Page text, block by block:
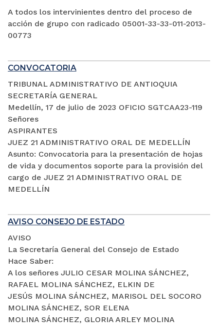
A todos los intervinientes dentro del proceso de
acción de grupo con radicado 05001-33-33-011-2013-
00773
CONVOCATORIA
TRIBUNAL ADMINISTRATIVO DE ANTIOQUIA
SECRETARÍA GENERAL
Medellín, 17 de julio de 2023 OFICIO SGTCAA23-119
Señores
ASPIRANTES
JUEZ 21 ADMINISTRATIVO ORAL DE MEDELLÍN
Asunto: Convocatoria para la presentación de hojas
de vida y documentos soporte para la provisión del
cargo de JUEZ 21 ADMINISTRATIVO ORAL DE
MEDELLÍN
AVISO CONSEJO DE ESTADO
AVISO
La Secretaría General del Consejo de Estado
Hace Saber:
A los señores JULIO CESAR MOLINA SÁNCHEZ,
RAFAEL MOLINA SÁNCHEZ, ELKIN DE
JESÚS MOLINA SÁNCHEZ, MARISOL DEL SOCORO
MOLINA SÁNCHEZ, SOR ELENA
MOLINA SÁNCHEZ, GLORIA ARLEY MOLINA